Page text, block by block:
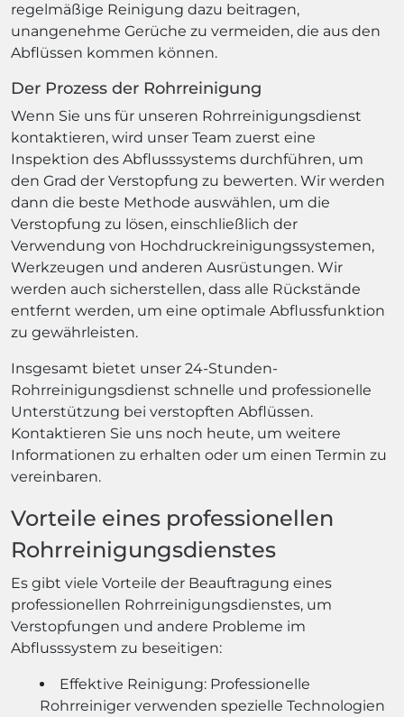
regelmäßige Reinigung dazu beitragen,
unangenehme Gerüche zu vermeiden, die aus den
Abflüssen kommen können.
Der Prozess der Rohrreinigung
Wenn Sie uns für unseren Rohrreinigungsdienst
kontaktieren, wird unser Team zuerst eine
Inspektion des Abflusssystems durchführen, um
den Grad der Verstopfung zu bewerten. Wir werden
dann die beste Methode auswählen, um die
Verstopfung zu lösen, einschließlich der
Verwendung von Hochdruckreinigungssystemen,
Werkzeugen und anderen Ausrüstungen. Wir
werden auch sicherstellen, dass alle Rückstände
entfernt werden, um eine optimale Abflussfunktion
zu gewährleisten.
Insgesamt bietet unser 24-Stunden-
Rohrreinigungsdienst schnelle und professionelle
Unterstützung bei verstopften Abflüssen.
Kontaktieren Sie uns noch heute, um weitere
Informationen zu erhalten oder um einen Termin zu
vereinbaren.
Vorteile eines professionellen
Rohrreinigungsdienstes
Es gibt viele Vorteile der Beauftragung eines
professionellen Rohrreinigungsdienstes, um
Verstopfungen und andere Probleme im
Abflusssystem zu beseitigen:
Effektive Reinigung: Professionelle
Rohrreiniger verwenden spezielle Technologien